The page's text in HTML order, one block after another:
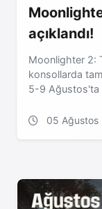
açıklandı!
Moonlighter 2:
konsollarda
5-9 Ağustos'ta
05 Ağustos